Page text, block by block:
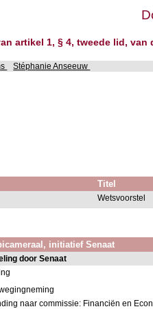
artikel 1, § 4, tweede lid,
Stéphanie Anseeuw
Titel
Wetsvoorstel
initiatief Senaat
door Senaat
naar commissie: Financiën en